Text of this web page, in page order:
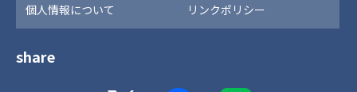
個人情報について リンクポリシー
share